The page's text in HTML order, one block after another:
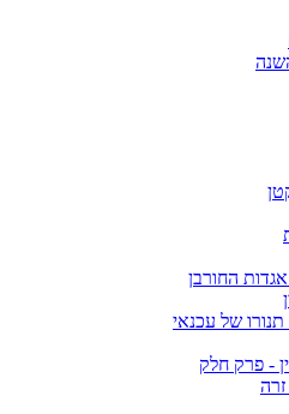
החורבן
של עכנאי
- פרק חלק